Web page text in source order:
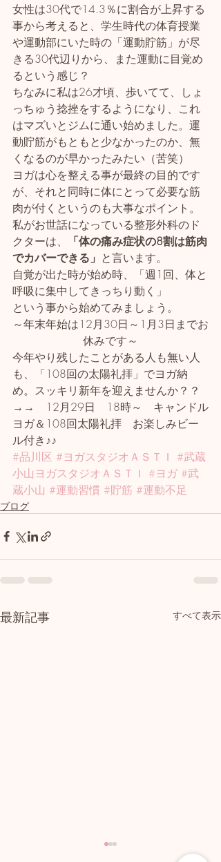
女性は30代で14.3％に割合が上昇する
事から考えると、学生時代の体育授業
や運動部にいた時の「運動貯筋」が尽
きる30代辺りから、また運動に目覚め
るという感じ？
ちなみに私は26才頃、歩いてて、しょ
っちゅう捻挫をするようになり、これ
はマズいとジムに通い始めました。運
動貯筋がもともと少なかったのか、無
くなるのが早かったみたい（苦笑）
ヨガは心を整える事が最終の目的です
が、それと同時に体にとって必要な筋
肉が付くというのも大事なポイント。
私がお世話になっている整形外科のド
クターは、
「体の痛み症状の8割は筋肉
でカバーできる」 と言います。
自覚が出た時が始め時、「週1回、体と
呼吸に集中してきっちり動く」
という事から始めてみましょう。
～年末年始は12月30日～1月3日までお
休みです～
今年やり残したことがある人も無い人
も、「108回の太陽礼拝」でヨガ納
め。スッキリ新年を迎えませんか？？
→→　12月29日　18時～　キャンドル
ヨガ＆108回太陽礼拝　お楽しみビー
ル付き♪♪
#品川区 #ヨガスタジオＡＳＴＩ #武蔵
小山ヨガスタジオＡＳＴＩ #ヨガ #武
蔵小山 #運動習慣 #貯筋 #運動不足
ブログ
最新記事 すべて表示